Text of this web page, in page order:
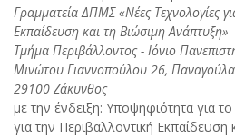
Γραμματεία ΔΠΜΣ «Νέες Τεχνολογίες
Εκπαίδευση και τη Βιώσιμη Ανάπτυξη»
Τμήμα Περιβάλλοντος - Ιόνιο
Μινώτου Γιαννοπούλου 26, Παναγούλα
29100 Ζάκυνθος
με την ένδειξη: Υποψηφιότητα για
για την Περιβαλλοντική Εκπαίδευση